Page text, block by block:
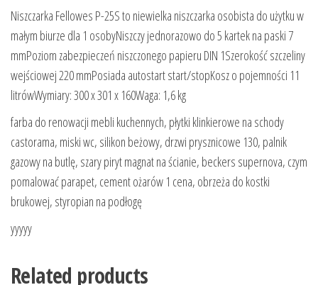
Niszczarka Fellowes P-25S to niewielka niszczarka osobista do użytku w
małym biurze dla 1 osobyNiszczy jednorazowo do 5 kartek na paski 7
mmPoziom zabezpieczeń niszczonego papieru DIN 1Szerokość szczeliny
wejściowej 220 mmPosiada autostart start/stopKosz o pojemności 11
litrówWymiary: 300 x 301 x 160Waga: 1,6 kg
farba do renowacji mebli kuchennych, płytki klinkierowe na schody
castorama, miski wc, silikon beżowy, drzwi prysznicowe 130, palnik
gazowy na butlę, szary piryt magnat na ścianie, beckers supernova, czym
pomalować parapet, cement ożarów 1 cena, obrzeża do kostki
brukowej, styropian na podłogę
yyyyy
Related products